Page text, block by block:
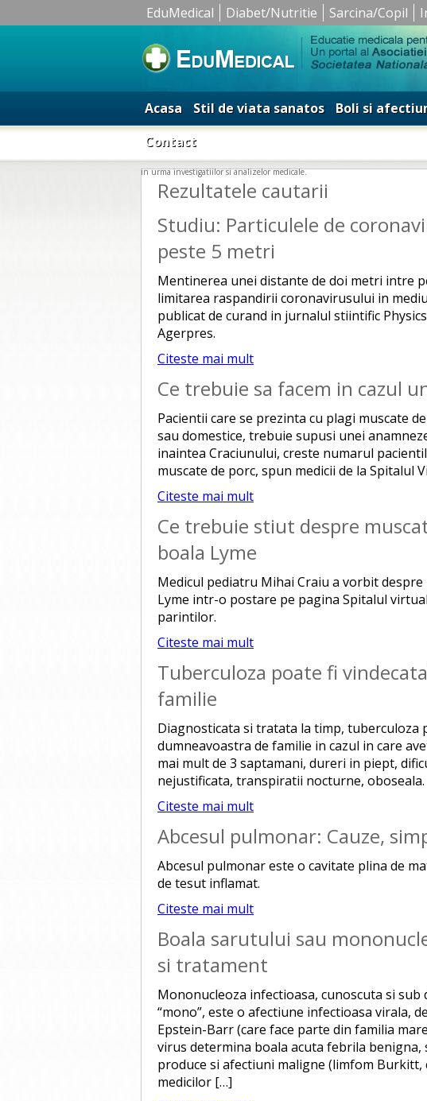
EduMedical Diabet/Nutritie Sarcina/Copil
Acasa Stil de viata sanatos Boli si
Contact
in urma investigatiilor si analizelor medicale.
Rezultatele cautarii
Studiu: Particulele de
peste 5 metri
Mentinerea unei distante de doi metri intre
limitarea raspandirii coronavirusului in
publicat de curand in jurnalul stiintific
Agerpres.
Citeste mai mult
Ce trebuie sa facem in cazul
Pacientii care se prezinta cu plagi muscate
sau domestice, trebuie supusi unei
inaintea Craciunului, creste numarul
muscate de porc, spun medicii de la Spitalul
Citeste mai mult
Ce trebuie stiut despre
boala Lyme
Medicul pediatru Mihai Craiu a vorbit
Lyme intr-o postare pe pagina Spitalul
parintilor.
Citeste mai mult
Tuberculoza poate fi
familie
Diagnosticata si tratata la timp, tuberculoza
dumneavoastra de familie in cazul in care
mai mult de 3 saptamani, dureri in piept,
nejustificata, transpiratii nocturne, oboseala.
Citeste mai mult
Abcesul pulmonar: Cauze,
Abcesul pulmonar este o cavitate plina de
de tesut inflamat.
Citeste mai mult
Boala sarutului sau
si tratament
Mononucleoza infectioasa, cunoscuta si sub
“mono”, este o afectiune infectioasa virala,
Epstein-Barr (care face parte din familia
virus determina boala acuta febrila
produce si afectiuni maligne (limfom
medicilor […]